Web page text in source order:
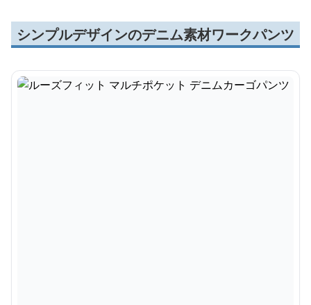
シンプルデザインのデニム素材ワークパンツ